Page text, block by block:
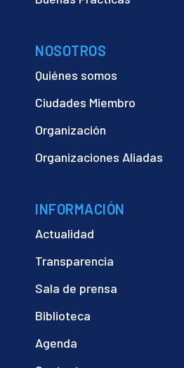
NOSOTROS
Quiénes somos
Ciudades Miembro
Organización
Organizaciones Aliadas
INFORMACIÓN
Actualidad
Transparencia
Sala de prensa
Biblioteca
Agenda